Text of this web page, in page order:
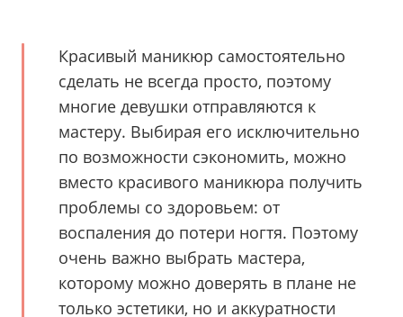
Красивый маникюр самостоятельно
сделать не всегда просто, поэтому
многие девушки отправляются к
мастеру. Выбирая его исключительно
по возможности сэкономить, можно
вместо красивого маникюра получить
проблемы со здоровьем: от
воспаления до потери ногтя. Поэтому
очень важно выбрать мастера,
которому можно доверять в плане не
только эстетики, но и аккуратности